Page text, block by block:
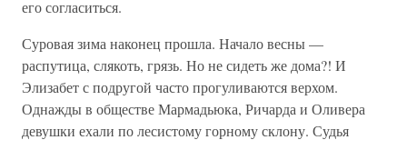
его согласиться.
Суровая зима наконец прошла. Начало весны —
распутица, слякоть, грязь. Но не сидеть же дома?! И
Элизабет с подругой часто прогуливаются верхом.
Однажды в обществе Мармадьюка, Ричарда и Оливера
девушки ехали по лесистому горному склону. Судья